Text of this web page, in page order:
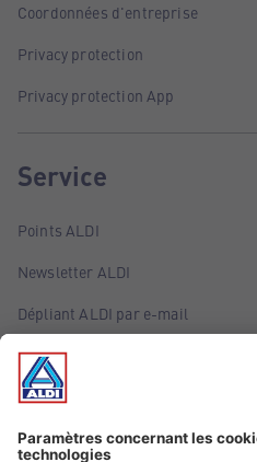
Coordonnées d'entreprise
Privacy protection
Privacy protection App
Service
Points ALDI
Newsletter ALDI
Dépliant ALDI par e-mail
Offres
Infos essentielles